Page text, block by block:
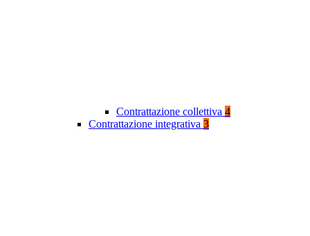
Contrattazione collettiva 4
Contrattazione integrativa 3